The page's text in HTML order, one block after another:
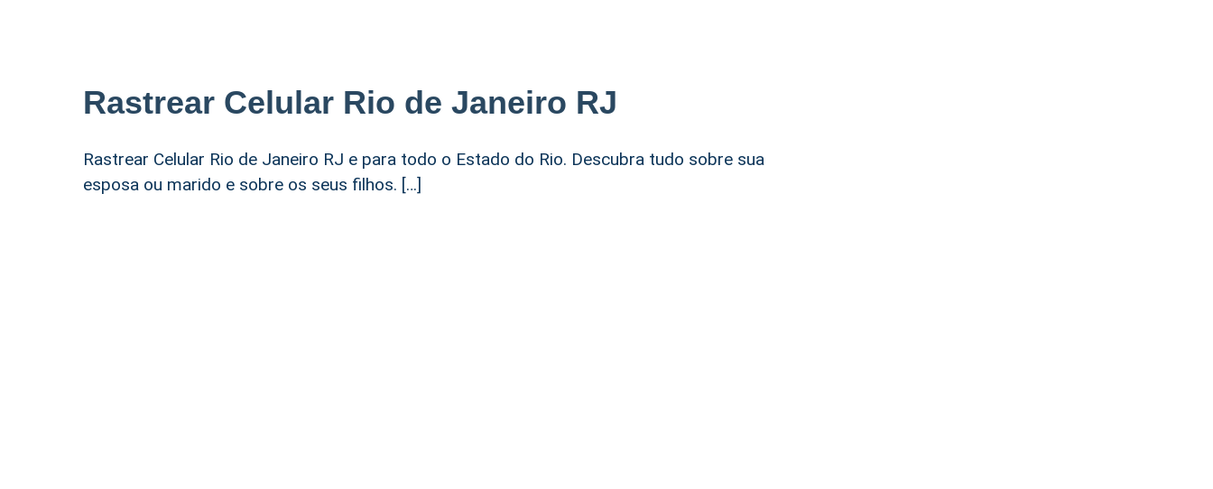
Rastrear Celular Rio de Janeiro RJ
Rastrear Celular Rio de Janeiro RJ e para todo o Estado do Rio. Descubra tudo sobre sua
esposa ou marido e sobre os seus filhos. […]